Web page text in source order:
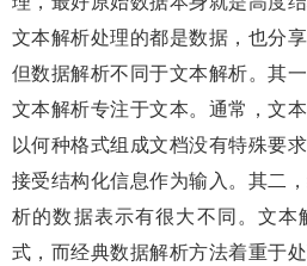
文本解析处理的都是数据，也分
但数据解析不同于文本解析。其
文本解析专注于文本。通常，文
以何种格式组成文档没有特殊要
接受结构化信息作为输入。其二
析的数据表示有很大不同。文本
式，而经典数据解析方法着重于